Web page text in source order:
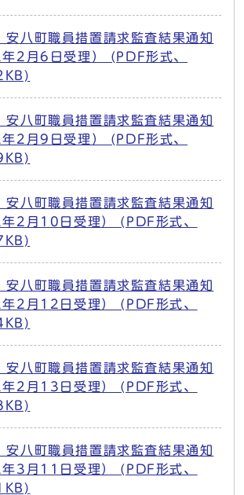
安八町職員措置請求監査結果通知
年2月6日受理） (PDF形式、
安八町職員措置請求監査結果通知
年2月9日受理） (PDF形式、
安八町職員措置請求監査結果通知
年2月10日受理） (PDF形式、
安八町職員措置請求監査結果通知
年2月12日受理） (PDF形式、
安八町職員措置請求監査結果通知
年2月13日受理） (PDF形式、
安八町職員措置請求監査結果通知
年3月11日受理） (PDF形式、